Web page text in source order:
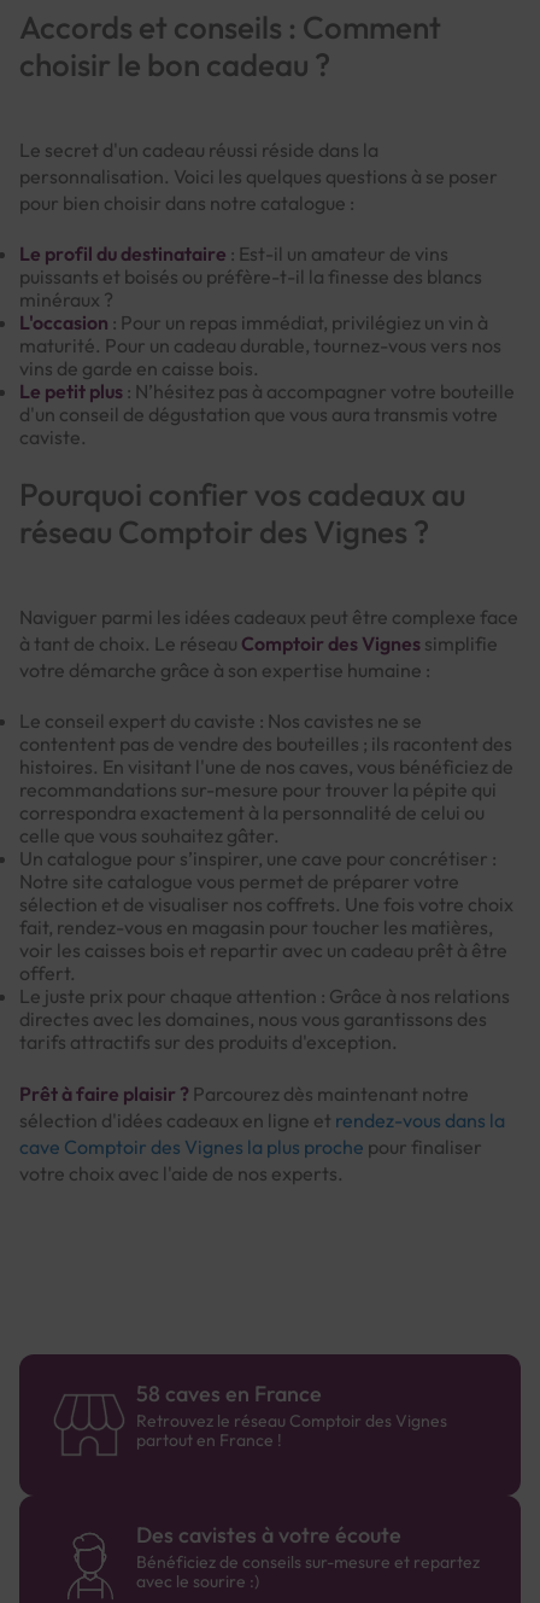
Accords et conseils : Comment
choisir le bon cadeau ?
Le secret d'un cadeau réussi réside dans la
personnalisation. Voici les quelques questions à se poser
pour bien choisir dans notre catalogue :
Le profil du destinataire : Est-il un amateur de vins
puissants et boisés ou préfère-t-il la finesse des blancs
minéraux ?
L'occasion : Pour un repas immédiat, privilégiez un vin à
maturité. Pour un cadeau durable, tournez-vous vers nos
vins de garde en caisse bois.
Le petit plus : N’hésitez pas à accompagner votre bouteille
d'un conseil de dégustation que vous aura transmis votre
caviste.
Pourquoi confier vos cadeaux au
réseau Comptoir des Vignes ?
Naviguer parmi les idées cadeaux peut être complexe face
à tant de choix. Le réseau Comptoir des Vignes simplifie
votre démarche grâce à son expertise humaine :
Le conseil expert du caviste : Nos cavistes ne se
contentent pas de vendre des bouteilles ; ils racontent des
histoires. En visitant l'une de nos caves, vous bénéficiez de
recommandations sur-mesure pour trouver la pépite qui
correspondra exactement à la personnalité de celui ou
celle que vous souhaitez gâter.
Un catalogue pour s’inspirer, une cave pour concrétiser :
Notre site catalogue vous permet de préparer votre
sélection et de visualiser nos coffrets. Une fois votre choix
fait, rendez-vous en magasin pour toucher les matières,
voir les caisses bois et repartir avec un cadeau prêt à être
offert.
Le juste prix pour chaque attention : Grâce à nos relations
directes avec les domaines, nous vous garantissons des
tarifs attractifs sur des produits d'exception.
Prêt à faire plaisir ? Parcourez dès maintenant notre
sélection d'idées cadeaux en ligne et rendez-vous dans la
cave Comptoir des Vignes la plus proche pour finaliser
votre choix avec l'aide de nos experts.
58 caves en France
Retrouvez le réseau Comptoir des Vignes
partout en France !
Des cavistes à votre écoute
Bénéficiez de conseils sur-mesure et repartez
avec le sourire :)